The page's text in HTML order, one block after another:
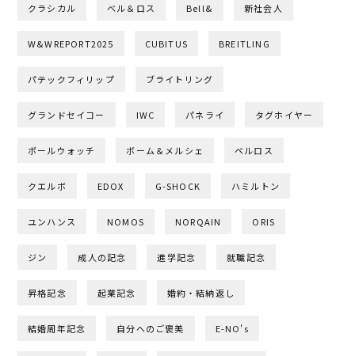
クラシカル ベル＆ロス Bell& 新社会人
W&WREPORT2025 CUBITUS BREITLING
パテックフィリップ ブライトリング
グランドセイコー IWC パネライ タグホイヤー
ボールウォッチ ボーム＆メルシェ ベルロス
クエルボ EDOX G-SHOCK ハミルトン
ユンハンス NOMOS NORQAIN ORIS
ジン 成人の記念 進学記念 就職記念
昇格記念 起業記念 婚約・結納返し
結婚周年記念 自分へのご褒美 E-NO's